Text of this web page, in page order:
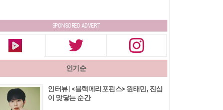
SPONSORED ADVERT
인기순
인터뷰 | <블랙메리포핀스> 원태민, 진심
이 맞닿는 순간